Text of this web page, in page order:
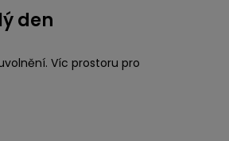
den
Víc prostoru pro